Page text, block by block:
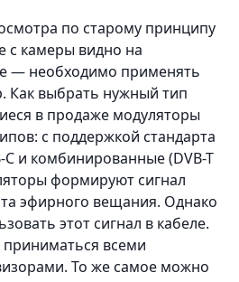
по старому принципу
с камеры видно на
— необходимо применять
Как выбрать нужный тип
в продаже модуляторы
с поддержкой стандарта
C и комбинированные (DVB-T
формируют сигнал
эфирного вещания. Однако
этот сигнал в кабеле.
всеми
То же самое можно